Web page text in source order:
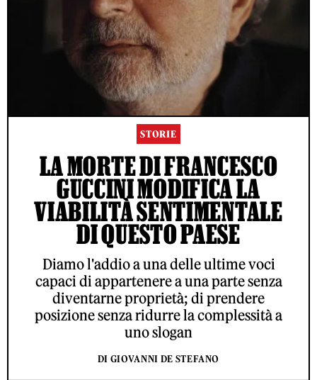
STORIE
LA MORTE DI FRANCESCO
GUCCINI MODIFICA LA
VIABILITÀ SENTIMENTALE
DI QUESTO PAESE
Diamo l'addio a una delle ultime voci
capaci di appartenere a una parte senza
diventarne proprietà; di prendere
posizione senza ridurre la complessità a
uno slogan
DI GIOVANNI DE STEFANO